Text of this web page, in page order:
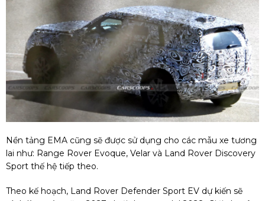
Nền tảng EMA cũng sẽ được sử dụng cho các mẫu xe tương
lai như: Range Rover Evoque, Velar và Land Rover Discovery
Sport thế hệ tiếp theo.
Theo kế hoạch, Land Rover Defender Sport EV dự kiến sẽ